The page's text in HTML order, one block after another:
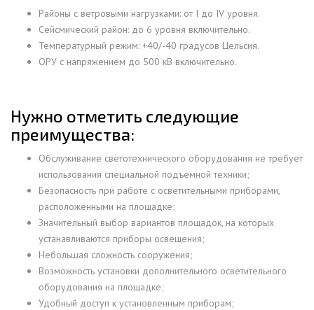
Районы с ветровыми нагрузками: от I до IV уровня.
Сейсмический район: до 6 уровня включительно.
Температурный режим: +40/-40 градусов Цельсия.
ОРУ с напряжением до 500 кВ включительно.
Нужно отметить следующие
преимущества:
Обслуживание светотехнического оборудования не требует
использования специальной подъемной техники;
Безопасность при работе с осветительными приборами,
расположенными на площадке;
Значительный выбор вариантов площадок, на которых
устанавливаются приборы освещения;
Небольшая сложность сооружения;
Возможность установки дополнительного осветительного
оборудования на площадке;
Удобный доступ к установленным приборам;